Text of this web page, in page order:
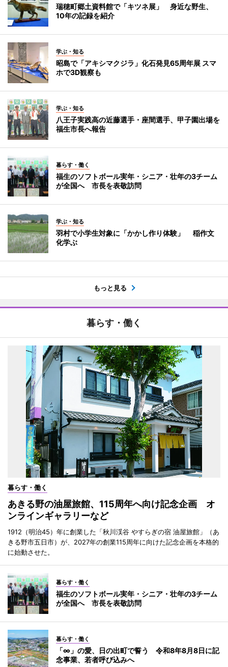
瑞穂町郷土資料館で「キツネ展」 身近な野生、
10年の記録を紹介
学ぶ・知る
昭島で「アキシマクジラ」化石発見65周年展 スマ
ホで3D観察も
学ぶ・知る
八王子実践高の近藤選手・座間選手、甲子園出場を
福生市長へ報告
暮らす・働く
福生のソフトボール実年・シニア・壮年の3チーム
が全国へ 市長を表敬訪問
学ぶ・知る
羽村で小学生対象に「かかし作り体験」 稲作文
化学ぶ
もっと見る
暮らす・働く
暮らす・働く
あきる野の油屋旅館、115周年へ向け記念企画 オ
ンラインギャラリーなど
1912（明治45）年に創業した「秋川渓谷 やすらぎの宿 油屋旅館」（あ
きる野市五日市）が、2027年の創業115周年に向けた記念企画を本格的
に始動させた。
暮らす・働く
福生のソフトボール実年・シニア・壮年の3チーム
が全国へ 市長を表敬訪問
暮らす・働く
「∞」の愛、日の出町で誓う 令和8年8月8日に記
念事業、若者呼び込みへ